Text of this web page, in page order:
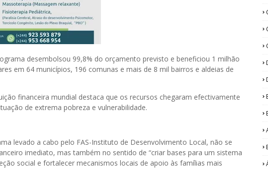
desembolsou 99,8% do orçamento previsto e beneficiou 1 milhão
em 64 municípios, 196 comunas e mais de 8 mil bairros e aldeias de
financeira mundial destaca que os recursos chegaram efectivamente
de extrema pobreza e vulnerabilidade.
levado a cabo pelo FAS-Instituto de Desenvolvimento Local, não se
imediato, mas também no sentido de “criar bases para um sistema
social e fortalecer mecanismos locais de apoio às famílias mais